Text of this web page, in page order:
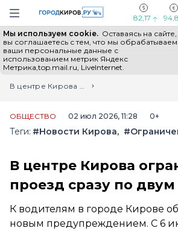
Навигация сайта
82,17
Мы используем cookie. Оставаясь на сайте,
вы соглашаетесь с тем, что мы обрабатываем
ваши персональные данные с
использованием метрик Яндекс
Метрика,top.mail.ru, LiveInternet.
Выборы - 2026 Все новости Мы в
Главная
Лента новостей
В центре Кирова ограничат проезд сразу по двум улицам
ОБЩЕСТВО 02 июл 2026, 11:28 0+
Теги: #Новости Кирова
В центре Кирова
проезд сразу по
К водителям в городе Кирове
новым предупреждением. С 6